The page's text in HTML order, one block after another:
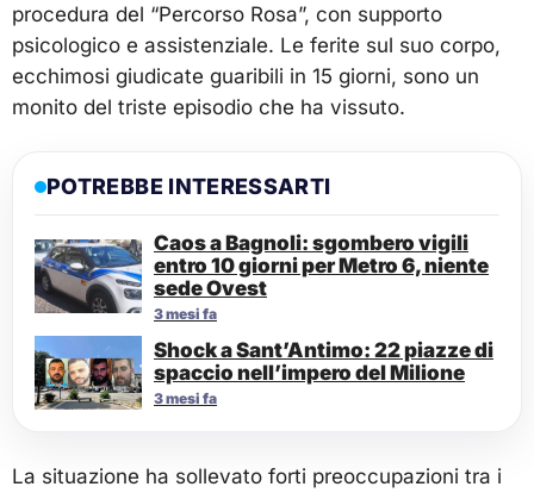
procedura del “Percorso Rosa”, con supporto
psicologico e assistenziale. Le ferite sul suo corpo,
ecchimosi giudicate guaribili in 15 giorni, sono un
monito del triste episodio che ha vissuto.
POTREBBE INTERESSARTI
Caos a Bagnoli: sgombero vigili
entro 10 giorni per Metro 6, niente
sede Ovest
3 mesi fa
Shock a Sant’Antimo: 22 piazze di
spaccio nell’impero del Milione
3 mesi fa
La situazione ha sollevato forti preoccupazioni tra i